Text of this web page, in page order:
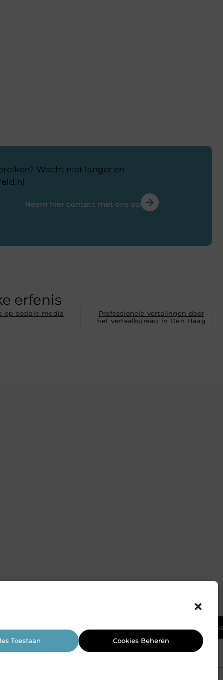
Toestaan Cookies Beheren
Ga Naar
Wacht niet langer en
Neem hier contact met ons op
erfenis
op sociale media
Professionele vertalingen door
het vertaalbureau in Den Haag